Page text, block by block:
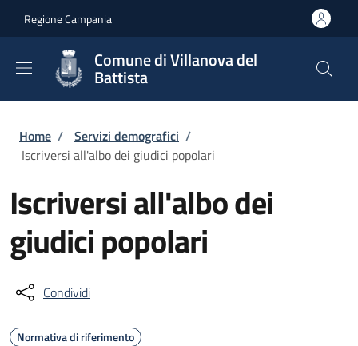
Regione Campania
Comune di Villanova del
Battista
Briciole di pane
Home / Servizi demografici /
Iscriversi all'albo dei giudici popolari
Iscriversi all'albo dei
giudici popolari
Condividi
Normativa di riferimento